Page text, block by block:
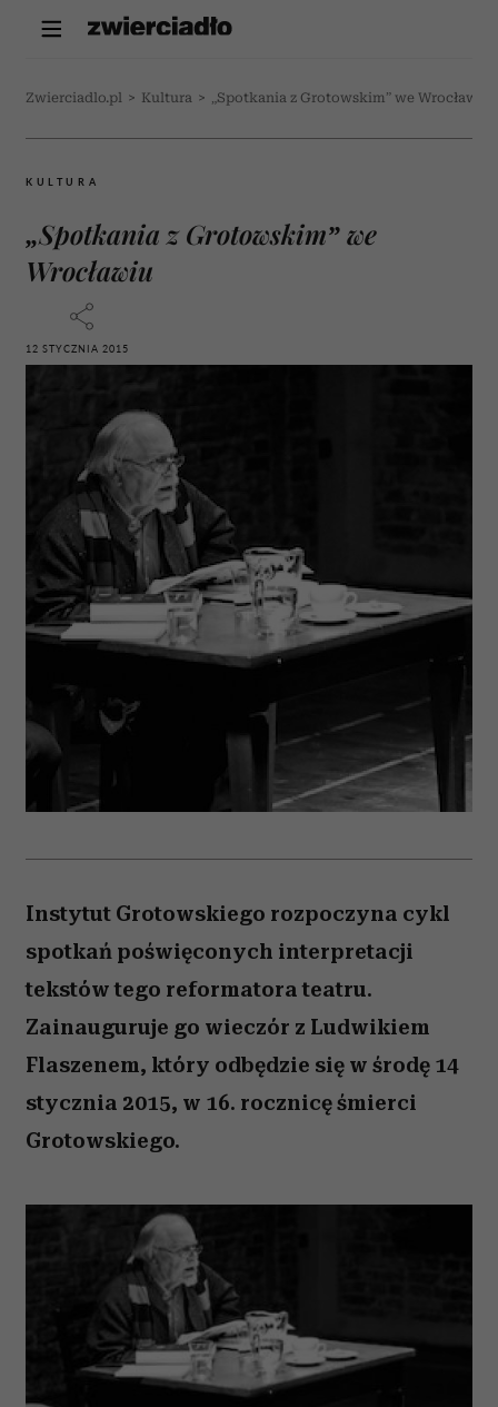
Zwierciadlo.pl > Kultura > „Spotkania z Grotowskim” we Wrocławiu
KULTURA
„Spotkania z Grotowskim” we
Wrocławiu
12 STYCZNIA 2015
Instytut Grotowskiego rozpoczyna cykl
spotkań poświęconych interpretacji
tekstów tego reformatora teatru.
Zainauguruje go wieczór z Ludwikiem
Flaszenem, który odbędzie się w środę 14
stycznia 2015, w 16. rocznicę śmierci
Grotowskiego.